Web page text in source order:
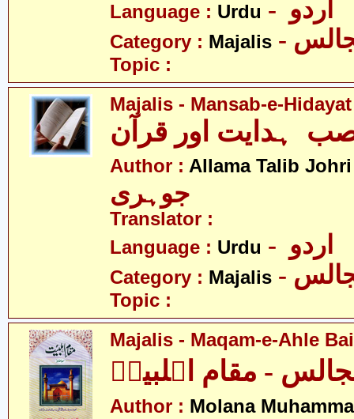
Language : Urdu
Category : Majalis
Topic :
Majalis - Mansab-e-
Author : Allama Talib Johri
جوہری
Translator :
Language : Urdu
Category : Majalis
Topic :
Majalis - Maqam-e-Ahle
- مقام اہلبیتؑ
Author : Molana